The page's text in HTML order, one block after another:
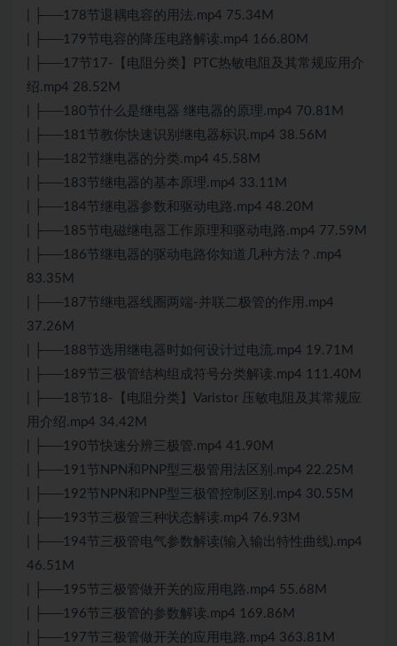
| ├──178节退耦电容的用法.mp4 75.34M
| ├──179节电容的降压电路解读.mp4 166.80M
| ├──17节17-【电阻分类】PTC热敏电阻及其常规应用介
绍.mp4 28.52M
| ├──180节什么是继电器 继电器的原理.mp4 70.81M
| ├──181节教你快速识别继电器标识.mp4 38.56M
| ├──182节继电器的分类.mp4 45.58M
| ├──183节继电器的基本原理.mp4 33.11M
| ├──184节继电器参数和驱动电路.mp4 48.20M
| ├──185节电磁继电器工作原理和驱动电路.mp4 77.59M
| ├──186节继电器的驱动电路你知道几种方法？.mp4
83.35M
| ├──187节继电器线圈两端-并联二极管的作用.mp4
37.26M
| ├──188节选用继电器时如何设计过电流.mp4 19.71M
| ├──189节三极管结构组成符号分类解读.mp4 111.40M
| ├──18节18-【电阻分类】Varistor 压敏电阻及其常规应
用介绍.mp4 34.42M
| ├──190节快速分辨三极管.mp4 41.90M
| ├──191节NPN和PNP型三极管用法区别.mp4 22.25M
| ├──192节NPN和PNP型三极管控制区别.mp4 30.55M
| ├──193节三极管三种状态解读.mp4 76.93M
| ├──194节三极管电气参数解读(输入输出特性曲线).mp4
46.51M
| ├──195节三极管做开关的应用电路.mp4 55.68M
| ├──196节三极管的参数解读.mp4 169.86M
| ├──197节三极管做开关的应用电路.mp4 363.81M